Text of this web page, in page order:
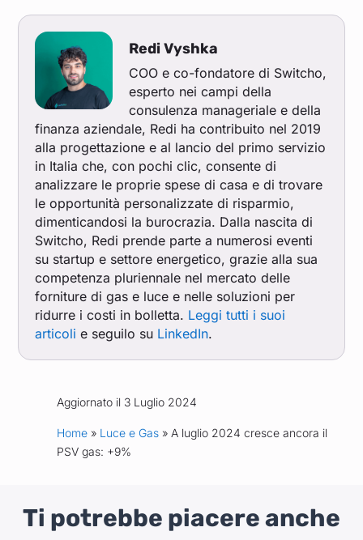
Redi Vyshka
COO e co-fondatore di Switcho,
esperto nei campi della
consulenza manageriale e della
finanza aziendale, Redi ha contribuito nel 2019
alla progettazione e al lancio del primo servizio
in Italia che, con pochi clic, consente di
analizzare le proprie spese di casa e di trovare
le opportunità personalizzate di risparmio,
dimenticandosi la burocrazia. Dalla nascita di
Switcho, Redi prende parte a numerosi eventi
su startup e settore energetico, grazie alla sua
competenza pluriennale nel mercato delle
forniture di gas e luce e nelle soluzioni per
ridurre i costi in bolletta. Leggi tutti i suoi
articoli e seguilo su LinkedIn.
Aggiornato il 3 Luglio 2024
Home» Luce e Gas» A luglio 2024 cresce ancora il
PSV gas: +9%
Ti potrebbe piacere anche